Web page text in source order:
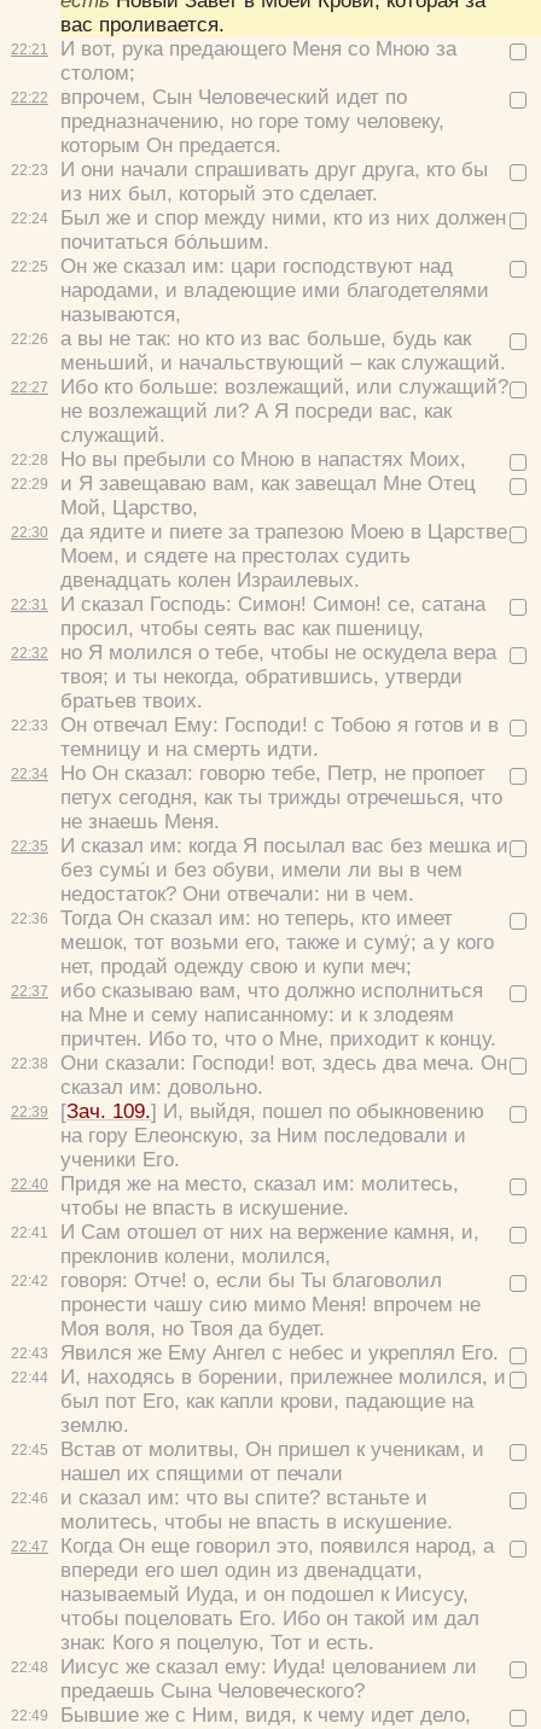
22:21
22:22
22:23
22:24
22:25
22:26
22:27
22:28
22:29
22:30
22:31
22:32
22:33
22:34
22:35
22:36
22:37
22:38
22:39
22:40
22:41
22:42
22:43
22:44
22:45
22:46
22:47
22:48
22:49
вас проливается.
И вот, рука предающего Меня со Мною за
столом;
впрочем, Сын Человеческий идет по
предназначению, но горе тому человеку,
которым Он предается.
И они начали спрашивать друг друга, кто бы
из них был, который это сделает.
Был же и спор между ними, кто из них должен
почитаться бо́льшим.
Он же сказал им: цари господствуют над
народами, и владеющие ими благодетелями
называются,
а вы не так: но кто из вас больше, будь как
меньший, и начальствующий – как служащий.
Ибо кто больше: возлежащий, или служащий?
не возлежащий ли? А Я посреди вас, как
служащий.
Но вы пребыли со Мною в напастях Моих,
и Я завещаваю вам, как завещал Мне Отец
Мой, Царство,
да ядите и пиете за трапезою Моею в Царстве
Моем, и сядете на престолах судить
двенадцать колен Израилевых.
И сказал Господь: Симон! Симон! се, сатана
просил, чтобы сеять вас как пшеницу,
но Я молился о тебе, чтобы не оскудела вера
твоя; и ты некогда, обратившись, утверди
братьев твоих.
Он отвечал Ему: Господи! с Тобою я готов и в
темницу и на смерть идти.
Но Он сказал: говорю тебе, Петр, не пропоет
петух сегодня, как ты трижды отречешься, что
не знаешь Меня.
И сказал им: когда Я посылал вас без мешка и
без сумы́ и без обуви, имели ли вы в чем
недостаток? Они отвечали: ни в чем.
Тогда Он сказал им: но теперь, кто имеет
мешок, тот возьми его, также и суму́; а у кого
нет, продай одежду свою и купи меч;
ибо сказываю вам, что должно исполниться
на Мне и сему написанному: и к злодеям
причтен. Ибо то, что о Мне, приходит к концу.
Они сказали: Господи! вот, здесь два меча. Он
сказал им: довольно.
[Зач. 109.] И, выйдя, пошел по обыкновению
на гору Елеонскую, за Ним последовали и
ученики Его.
Придя же на место, сказал им: молитесь,
чтобы не впасть в искушение.
И Сам отошел от них на вержение камня, и,
преклонив колени, молился,
говоря: Отче! о, если бы Ты благоволил
пронести чашу сию мимо Меня! впрочем не
Моя воля, но Твоя да будет.
Явился же Ему Ангел с небес и укреплял Его.
И, находясь в борении, прилежнее молился, и
был пот Его, как капли крови, падающие на
землю.
Встав от молитвы, Он пришел к ученикам, и
нашел их спящими от печали
и сказал им: что вы спите? встаньте и
молитесь, чтобы не впасть в искушение.
Когда Он еще говорил это, появился народ, а
впереди его шел один из двенадцати,
называемый Иуда, и он подошел к Иисусу,
чтобы поцеловать Его. Ибо он такой им дал
знак: Кого я поцелую, Тот и есть.
Иисус же сказал ему: Иуда! целованием ли
предаешь Сына Человеческого?
Бывшие же с Ним, видя, к чему идет дело,
Вход
Регистрация
Цвет:
Удалить Сохранить